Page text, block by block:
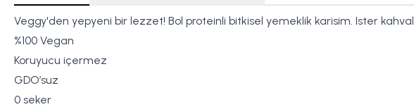
Veggy'den yepyeni bir lezzet! Bol proteinli bitkisel yemeklik karisim. Ister
%100 Vegan
Koruyucu içermez
GDO’suz
0 seker